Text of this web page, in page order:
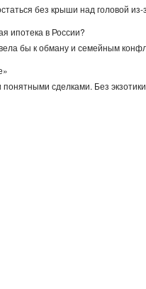
без крыши над головой
ипотека в России?
бы к обману и семейным
понятными сделками. Без